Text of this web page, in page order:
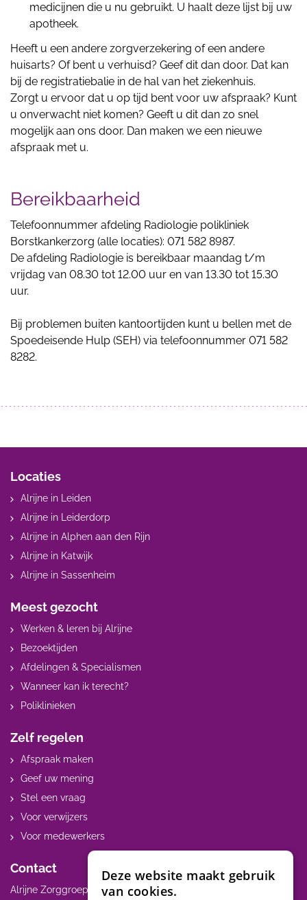
medicijnen die u nu gebruikt. U haalt deze lijst bij uw
apotheek.
Heeft u een andere zorgverzekering of een andere
huisarts? Of bent u verhuisd? Geef dit dan door. Dat kan
bij de registratiebalie in de hal van het ziekenhuis.
Zorgt u ervoor dat u op tijd bent voor uw afspraak? Kunt
u onverwacht niet komen? Geeft u dit dan zo snel
mogelijk aan ons door. Dan maken we een nieuwe
afspraak met u.
Bereikbaarheid
Telefoonnummer afdeling Radiologie polikliniek
Borstkankerzorg (alle locaties): 071 582 8987.
De afdeling Radiologie is bereikbaar maandag t/m
vrijdag van 08.30 tot 12.00 uur en van 13.30 tot 15.30
uur.
Bij problemen buiten kantoortijden kunt u bellen met de
Spoedeisende Hulp (SEH) via telefoonnummer 071 582
8282.
Locaties
Alrijne in Leiden
Alrijne in Leiderdorp
Alrijne in Alphen aan den Rijn
Alrijne in Katwijk
Alrijne in Sassenheim
Meest gezocht
Werken & leren bij Alrijne
Bezoektijden
Afdelingen & Specialismen
Wanneer kan ik terecht?
Poliklinieken
Zelf regelen
Afspraak maken
Geef uw mening
Stel een vraag
Voor verwijzers
Voor medewerkers
Contact
Alrijne Zorggroep
Deze website maakt gebruik
van cookies.